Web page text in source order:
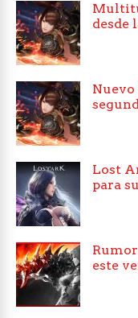
desde
Lost
para
este